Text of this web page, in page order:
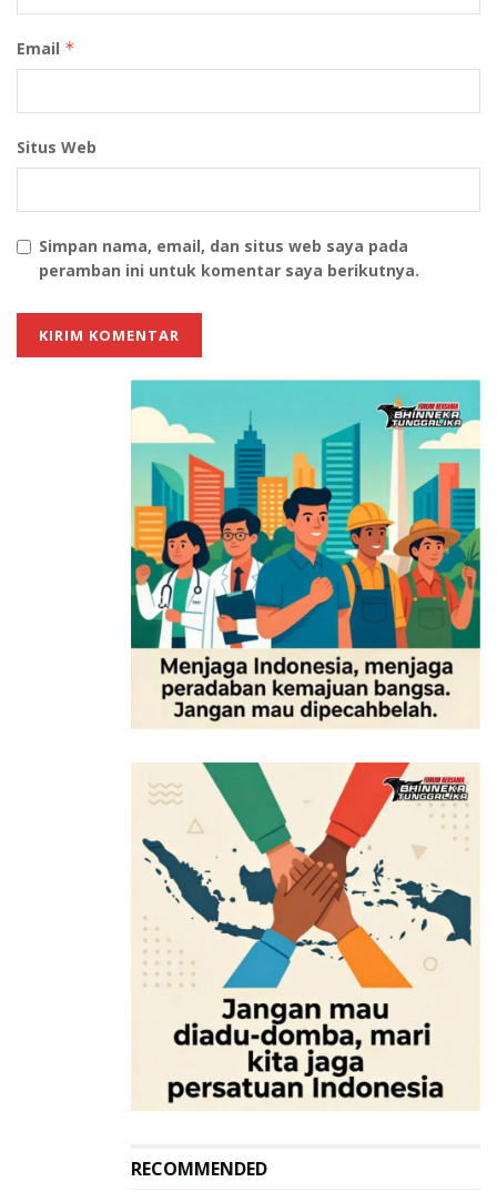
Email *
Situs Web
Simpan nama, email, dan situs web saya pada
peramban ini untuk komentar saya berikutnya.
RECOMMENDED